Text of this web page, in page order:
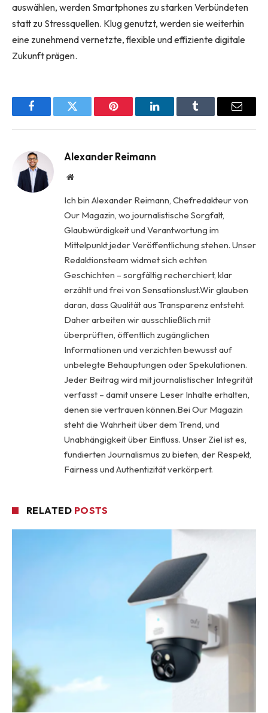
auswählen, werden Smartphones zu starken Verbündeten
statt zu Stressquellen. Klug genutzt, werden sie weiterhin
eine zunehmend vernetzte, flexible und effiziente digitale
Zukunft prägen.
FacebookTwitter Pinterest LinkedInTumblr Email
Alexander Reimann
Website
Ich bin Alexander Reimann, Chefredakteur von
Our Magazin, wo journalistische Sorgfalt,
Glaubwürdigkeit und Verantwortung im
Mittelpunkt jeder Veröffentlichung stehen. Unser
Redaktionsteam widmet sich echten
Geschichten – sorgfältig recherchiert, klar
erzählt und frei von Sensationslust.Wir glauben
daran, dass Qualität aus Transparenz entsteht.
Daher arbeiten wir ausschließlich mit
überprüften, öffentlich zugänglichen
Informationen und verzichten bewusst auf
unbelegte Behauptungen oder Spekulationen.
Jeder Beitrag wird mit journalistischer Integrität
verfasst – damit unsere Leser Inhalte erhalten,
denen sie vertrauen können.Bei Our Magazin
steht die Wahrheit über dem Trend, und
Unabhängigkeit über Einfluss. Unser Ziel ist es,
fundierten Journalismus zu bieten, der Respekt,
Fairness und Authentizität verkörpert.
RELATED POSTS